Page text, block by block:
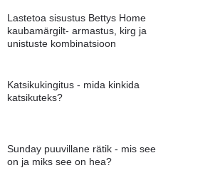
Lastetoa sisustus Bettys Home
kaubamärgilt- armastus, kirg ja
unistuste kombinatsioon
Katsikukingitus - mida kinkida
katsikuteks?
Sunday puuvillane rätik - mis see
on ja miks see on hea?